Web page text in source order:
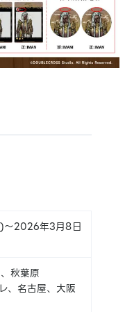
2026年3月8日
秋葉原
、名古屋、大阪